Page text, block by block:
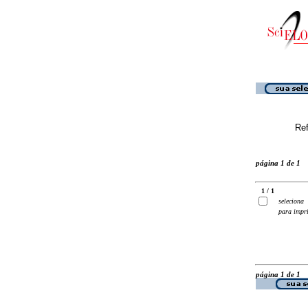
página 1 de 1
1 / 1
seleciona
para
página 1 de 1